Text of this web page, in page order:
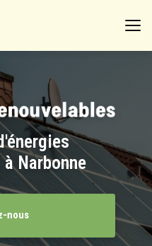
Narbonne
nous